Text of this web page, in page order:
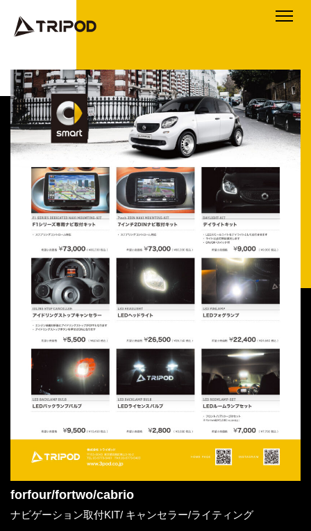
forfour/fortwo/cabrio
ナビゲーション取付KIT/ キャンセラー/ライティング